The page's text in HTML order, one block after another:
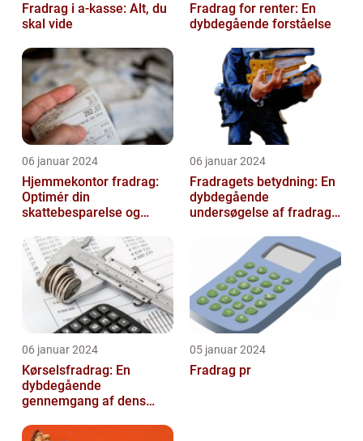
Fradrag i a-kasse: Alt, du
skal vide
Fradrag for renter: En
dybdegående forståelse
06 januar 2024
Hjemmekontor fradrag:
Optimér din
skattebesparelse og
06 januar 2024
Fradragets betydning: En
dybdegående
undersøgelse af fradrag
06 januar 2024
Kørselsfradrag: En
dybdegående
gennemgang af dens
over tid
05 januar 2024
Fradrag pr